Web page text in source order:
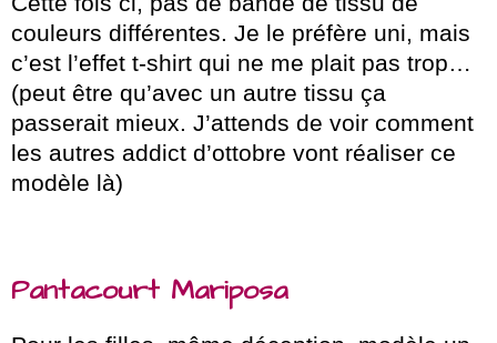
couleurs différentes. Je le préfère uni, mais
c’est l’effet t-shirt qui ne me plait pas trop…
(peut être qu’avec un autre tissu ça
passerait mieux. J’attends de voir comment
les autres addict d’ottobre vont réaliser ce
modèle là)
Pantacourt Mariposa